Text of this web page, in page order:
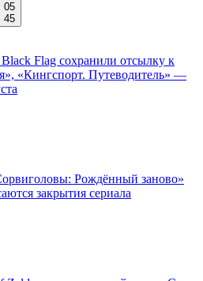
05
45
Flag сохранили отсылку к
«Кингспорт. Путеводитель» —
Рождённый заново»
закрытия сериала